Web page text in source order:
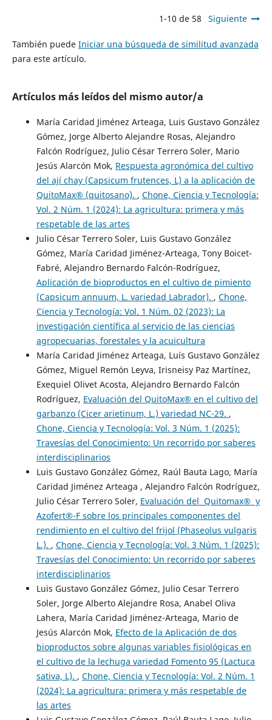
1-10 de 58 Siguiente
También puede Iniciar una búsqueda de similitud avanzada
para este artículo.
Artículos más leídos del mismo autor/a
María Caridad Jiménez Arteaga, Luis Gustavo González
Gómez, Jorge Alberto Alejandre Rosas, Alejandro
Falcón Rodríguez, Julio César Terrero Soler, Mario
Jesús Alarcón Mok, Respuesta agronómica del cultivo
del ají chay (Capsicum frutences, L) a la aplicación de
QuitoMax® (quitosano). , Chone, Ciencia y Tecnología:
Vol. 2 Núm. 1 (2024): La agricultura: primera y más
respetable de las artes
Julio César Terrero Soler, Luis Gustavo González
Gómez, María Caridad Jiménez-Arteaga, Tony Boicet-
Fabré, Alejandro Bernardo Falcón-Rodríguez,
Aplicación de bioproductos en el cultivo de pimiento
(Capsicum annuum, L. variedad Labrador). , Chone,
Ciencia y Tecnología: Vol. 1 Núm. 02 (2023): La
investigación científica al servicio de las ciencias
agropecuarias, forestales y la acuicultura
María Caridad Jiménez Arteaga, Luís Gustavo González
Gómez, Miguel Remón Leyva, Irisneisy Paz Martínez,
Exequiel Olivet Acosta, Alejandro Bernardo Falcón
Rodríguez, Evaluación del QuitoMax® en el cultivo del
garbanzo (Cicer arietinum, L.) variedad NC-29. ,
Chone, Ciencia y Tecnología: Vol. 3 Núm. 1 (2025):
Travesías del Conocimiento: Un recorrido por saberes
interdisciplinarios
Luis Gustavo González Gómez, Raúl Bauta Lago, María
Caridad Jiménez Arteaga , Alejandro Falcón Rodríguez,
Julio César Terrero Soler, Evaluación del Quitomax® y
Azofert®-F sobre los principales componentes del
rendimiento en el cultivo del frijol (Phaseolus vulgaris
L.). , Chone, Ciencia y Tecnología: Vol. 3 Núm. 1 (2025):
Travesías del Conocimiento: Un recorrido por saberes
interdisciplinarios
Luis Gustavo González Gómez, Julio Cesar Terrero
Soler, Jorge Alberto Alejandre Rosa, Anabel Oliva
Lahera, María Caridad Jiménez-Arteaga, Mario de
Jesús Alarcón Mok, Efecto de la Aplicación de dos
bioproductos sobre algunas variables fisiológicas en
el cultivo de la lechuga variedad Fomento 95 (Lactuca
sativa, L). , Chone, Ciencia y Tecnología: Vol. 2 Núm. 1
(2024): La agricultura: primera y más respetable de
las artes